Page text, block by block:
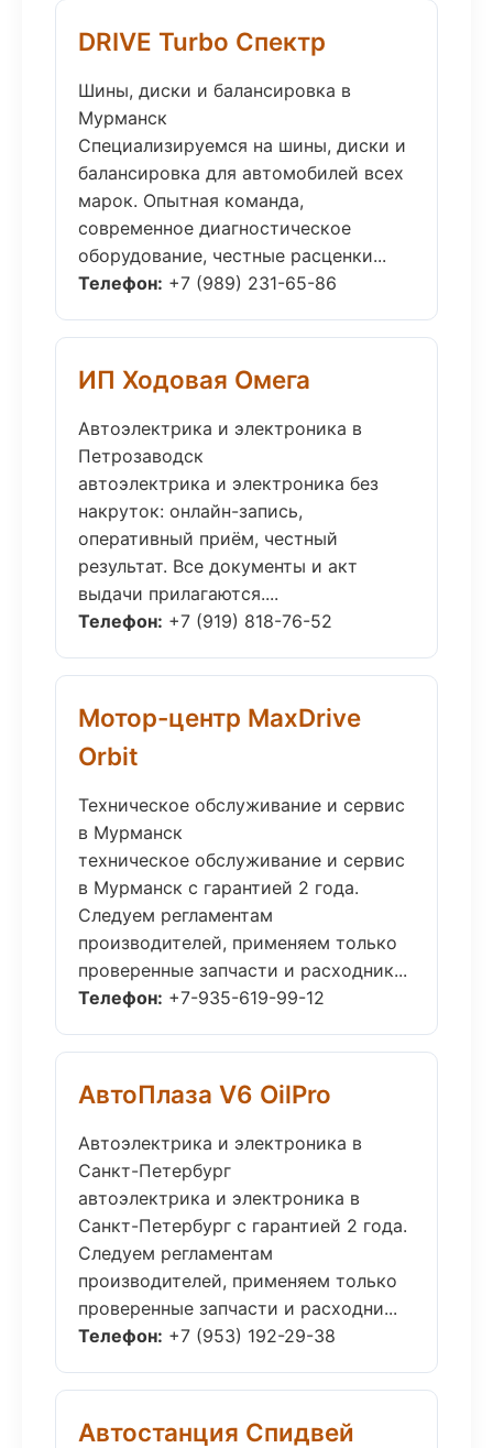
DRIVE Turbo Спектр
Шины, диски и балансировка в
Мурманск
Специализируемся на шины, диски и
балансировка для автомобилей всех
марок. Опытная команда,
современное диагностическое
оборудование, честные расценки...
Телефон: +7 (989) 231-65-86
ИП Ходовая Омега
Автоэлектрика и электроника в
Петрозаводск
автоэлектрика и электроника без
накруток: онлайн-запись,
оперативный приём, честный
результат. Все документы и акт
выдачи прилагаются....
Телефон: +7 (919) 818-76-52
Мотор-центр MaxDrive
Orbit
Техническое обслуживание и сервис
в Мурманск
техническое обслуживание и сервис
в Мурманск с гарантией 2 года.
Следуем регламентам
производителей, применяем только
проверенные запчасти и расходник...
Телефон: +7-935-619-99-12
АвтоПлаза V6 OilPro
Автоэлектрика и электроника в
Санкт-Петербург
автоэлектрика и электроника в
Санкт-Петербург с гарантией 2 года.
Следуем регламентам
производителей, применяем только
проверенные запчасти и расходни...
Телефон: +7 (953) 192-29-38
Автостанция Спидвей